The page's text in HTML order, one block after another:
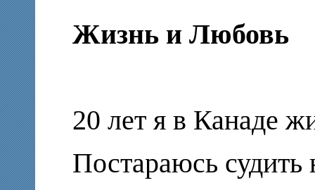
Жизнь и Любовь
20 лет я в Канаде
Постараюсь судить